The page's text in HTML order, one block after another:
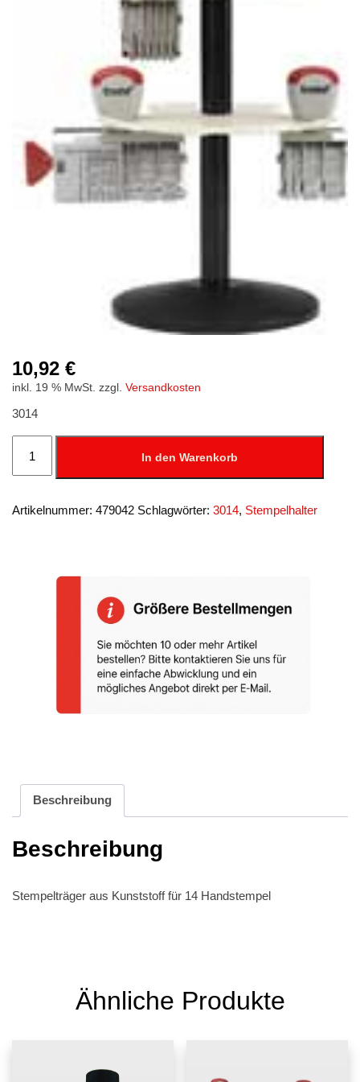
10,92 €
inkl. 19 % MwSt. zzgl. Versandkosten
3014
Stempelträger
Kunststoff
Menge
In den Warenkorb
Artikelnummer: 479042 Schlagwörter: 3014, Stempelhalter
Beschreibung
Beschreibung
Stempelträger aus Kunststoff für 14 Handstempel
Ähnliche Produkte
Stempelkissen
Stempelzubehör